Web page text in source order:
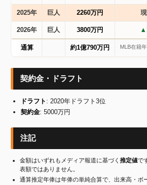
2025年 巨人 2260万円
2026年 巨人 3800万円
通算 約1億790万円 MLB在籍
契約金・ドラフト
ドラフト : 2020年ドラフト3位
契約金: 5000万円
注記
金額はいずれもメディア報道に基づく 推定値で
表額ではありません。
通算推定年俸は年俸の単純合算で、出来高・ボ